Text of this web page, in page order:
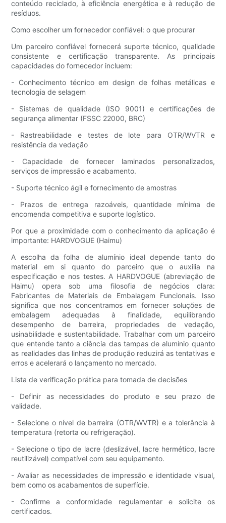
conteúdo reciclado, à eficiência energética e à redução de
resíduos.
Como escolher um fornecedor confiável: o que procurar
Um parceiro confiável fornecerá suporte técnico, qualidade
consistente e certificação transparente. As principais
capacidades do fornecedor incluem:
- Conhecimento técnico em design de folhas metálicas e
tecnologia de selagem
- Sistemas de qualidade (ISO 9001) e certificações de
segurança alimentar (FSSC 22000, BRC)
- Rastreabilidade e testes de lote para OTR/WVTR e
resistência da vedação
- Capacidade de fornecer laminados personalizados,
serviços de impressão e acabamento.
- Suporte técnico ágil e fornecimento de amostras
- Prazos de entrega razoáveis, quantidade mínima de
encomenda competitiva e suporte logístico.
Por que a proximidade com o conhecimento da aplicação é
importante: HARDVOGUE (Haimu)
A escolha da folha de alumínio ideal depende tanto do
material em si quanto do parceiro que o auxilia na
especificação e nos testes. A HARDVOGUE (abreviação de
Haimu) opera sob uma filosofia de negócios clara:
Fabricantes de Materiais de Embalagem Funcionais. Isso
significa que nos concentramos em fornecer soluções de
embalagem adequadas à finalidade, equilibrando
desempenho de barreira, propriedades de vedação,
usinabilidade e sustentabilidade. Trabalhar com um parceiro
que entende tanto a ciência das tampas de alumínio quanto
as realidades das linhas de produção reduzirá as tentativas e
erros e acelerará o lançamento no mercado.
Lista de verificação prática para tomada de decisões
- Definir as necessidades do produto e seu prazo de
validade.
- Selecione o nível de barreira (OTR/WVTR) e a tolerância à
temperatura (retorta ou refrigeração).
- Selecione o tipo de lacre (deslizável, lacre hermético, lacre
reutilizável) compatível com seu equipamento.
- Avaliar as necessidades de impressão e identidade visual,
bem como os acabamentos de superfície.
- Confirme a conformidade regulamentar e solicite os
certificados.